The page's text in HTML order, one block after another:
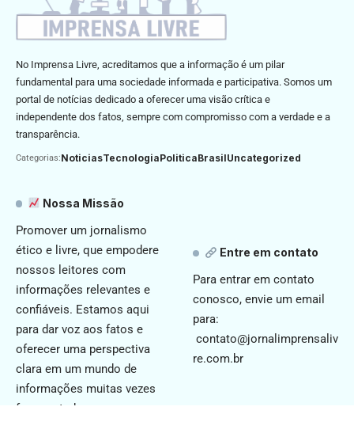
No Imprensa Livre, acreditamos que a informação é um pilar
fundamental para uma sociedade informada e participativa. Somos um
portal de notícias dedicado a oferecer uma visão crítica e
independente dos fatos, sempre com compromisso com a verdade e a
transparência.
Categorias:NoticiasTecnologiaPoliticaBrasilUncategorized
Nossa Missão
Promover um jornalismo
ético e livre, que empodere
nossos leitores com
informações relevantes e
confiáveis. Estamos aqui
para dar voz aos fatos e
oferecer uma perspectiva
clara em um mundo de
informações muitas vezes
fragmentadas.
Entre em contato
Para entrar em contato
conosco, envie um email
para:
contato@jornalimprensaliv
re.com.br